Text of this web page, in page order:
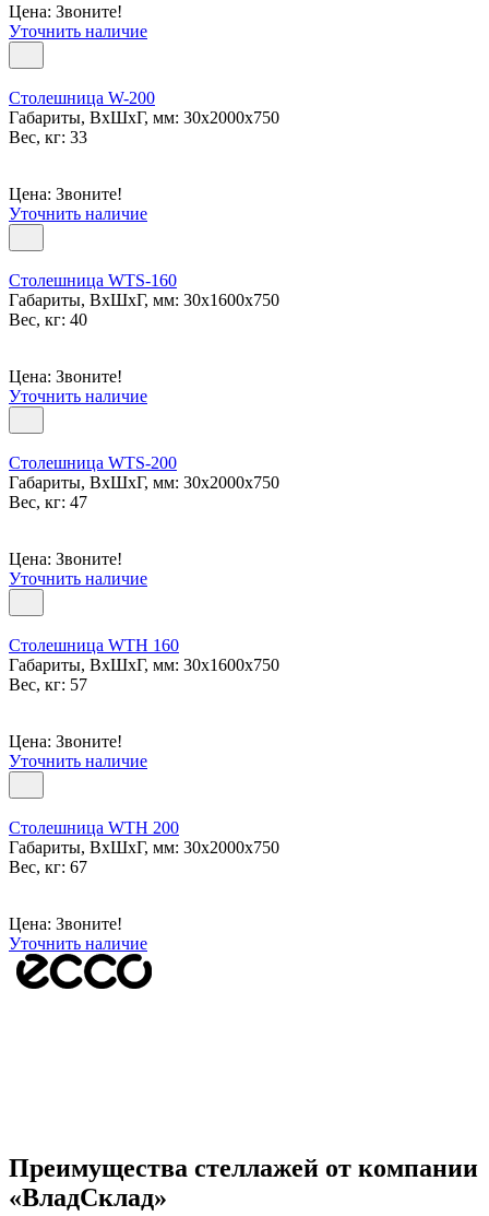
Цена: Звоните!
Уточнить наличие
Столешница W-200
Габариты, ВxШxГ, мм: 30x2000x750
Вес, кг: 33
Цена: Звоните!
Уточнить наличие
Столешница WTS-160
Габариты, ВxШxГ, мм: 30x1600x750
Вес, кг: 40
Цена: Звоните!
Уточнить наличие
Столешница WTS-200
Габариты, ВxШxГ, мм: 30x2000x750
Вес, кг: 47
Цена: Звоните!
Уточнить наличие
Столешница WTH 160
Габариты, ВxШxГ, мм: 30x1600x750
Вес, кг: 57
Цена: Звоните!
Уточнить наличие
Столешница WTH 200
Габариты, ВxШxГ, мм: 30x2000x750
Вес, кг: 67
Цена: Звоните!
Уточнить наличие
Преимущества стеллажей от компании
«ВладСклад»